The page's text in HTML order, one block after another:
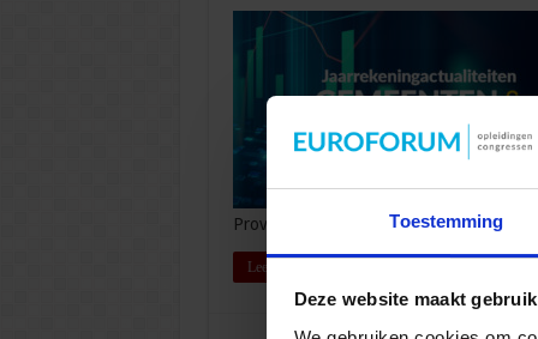
Toestemming
Deze website maakt
Provincies’, laat er zijn …
Lees verder »